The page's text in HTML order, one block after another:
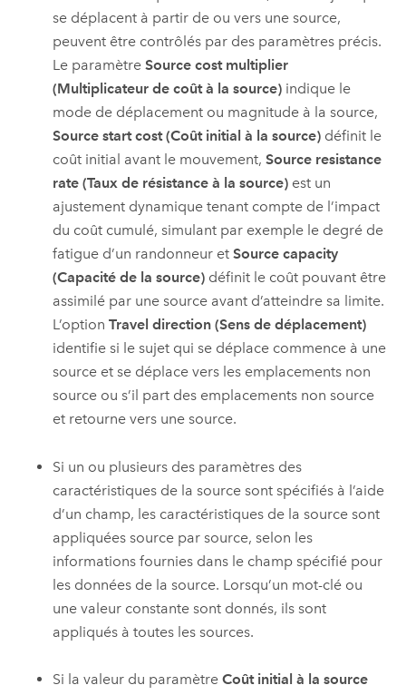
se déplacent à partir de ou vers une source,
peuvent être contrôlés par des paramètres précis.
Le paramètreSource cost multiplier
(Multiplicateur de coût à la source) indique le
mode de déplacement ou magnitude à la source,
Source start cost (Coût initial à la source) définit le
coût initial avant le mouvement,Source resistance
rate (Taux de résistance à la source) est un
ajustement dynamique tenant compte de l’impact
du coût cumulé, simulant par exemple le degré de
fatigue d’un randonneur etSource capacity
(Capacité de la source) définit le coût pouvant être
assimilé par une source avant d’atteindre sa limite.
L’optionTravel direction (Sens de déplacement)
identifie si le sujet qui se déplace commence à une
source et se déplace vers les emplacements non
source ou s’il part des emplacements non source
et retourne vers une source.
Si un ou plusieurs des paramètres des
caractéristiques de la source sont spécifiés à l’aide
d’un champ, les caractéristiques de la source sont
appliquées source par source, selon les
informations fournies dans le champ spécifié pour
les données de la source. Lorsqu’un mot-clé ou
une valeur constante sont donnés, ils sont
appliqués à toutes les sources.
Si la valeur du paramètreCoût initial à la source